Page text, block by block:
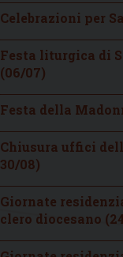
Celebrazioni per
Festa liturgica di
(06/07)
Festa della
Chiusura uffici
30/08)
Giornate
clero diocesano